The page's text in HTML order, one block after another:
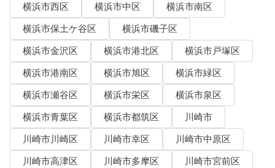
横浜市西区
横浜市中区
横浜市南区
横浜市保土ケ谷区
横浜市磯子区
横浜市金沢区
横浜市港北区
横浜市戸塚区
横浜市港南区
横浜市旭区
横浜市緑区
横浜市瀬谷区
横浜市栄区
横浜市泉区
横浜市青葉区
横浜市都筑区
川崎市
川崎市川崎区
川崎市幸区
川崎市中原区
川崎市高津区
川崎市多摩区
川崎市宮前区